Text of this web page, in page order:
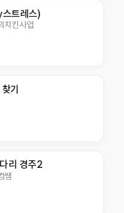
트레스)
치킨사업
기
리 경주2
쌤